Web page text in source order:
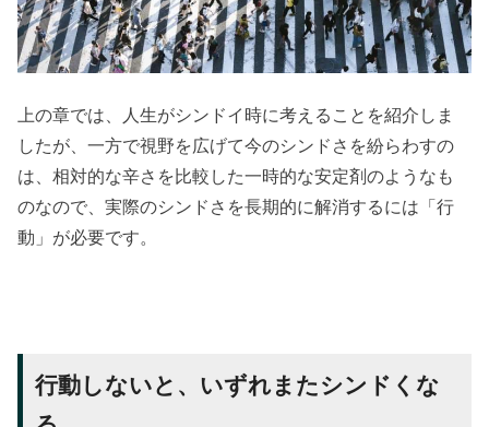
上の章では、人生がシンドイ時に考えることを紹介しま
したが、一方で視野を広げて今のシンドさを紛らわすの
は、相対的な辛さを比較した一時的な安定剤のようなも
のなので、実際のシンドさを長期的に解消するには「行
動」が必要です。
行動しないと、いずれまたシンドくな